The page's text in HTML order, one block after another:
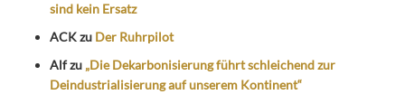
sind kein Ersatz
ACKzu Der Ruhrpilot
Alfzu „Die Dekarbonisierung führt schleichend zur
Deindustrialisierung auf unserem Kontinent“